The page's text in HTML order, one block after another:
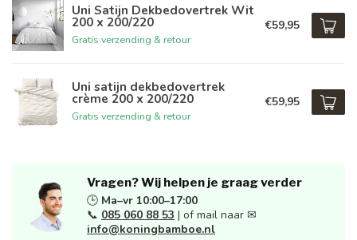
Uni Satijn Dekbedovertrek Wit
200 x 200/220
Gratis verzending & retour
€59,95
Uni satijn dekbedovertrek
crème 200 x 200/220
Gratis verzending & retour
€59,95
Vragen? Wij helpen je graag verder
🕒 Ma–vr 10:00–17:00
📞 085 060 88 53 | of mail naar ✉
info@koningbamboe.nl